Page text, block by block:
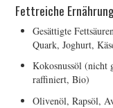
Fettreiche
Gesättigte
Quark, Joghurt,
Kokosnussöl (nicht
raffiniert, Bio)
Olivenöl, Rapsöl,